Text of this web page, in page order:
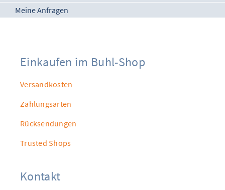
Meine Anfragen
Einkaufen im Buhl-Shop
Versandkosten
Zahlungsarten
Rücksendungen
Trusted Shops
Kontakt